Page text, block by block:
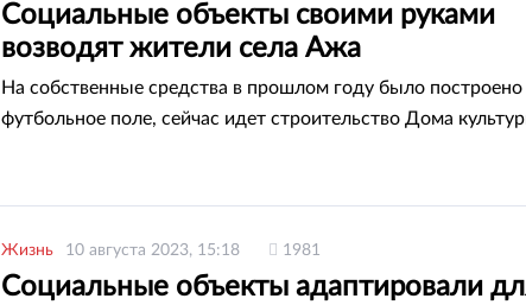
Социальные объекты своими руками
возводят жители села Ажа
На собственные средства в прошлом году было построено
футбольное поле, сейчас идет строительство Дома
Жизнь 10 августа 2023, 15:18 1981
Социальные объекты адаптировали